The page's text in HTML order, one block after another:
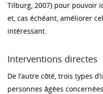
Tilburg, 2007) pour pouvoir
et, cas échéant, améliorer
intéressant.
Interventions directes
De l’autre côté, trois types
personnes âgées